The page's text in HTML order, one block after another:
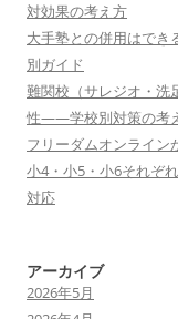
対効果の考え方
大手塾との併用はでき
別ガイド
難関校（サレジオ・洗
性——学校別対策の考
フリーダムオンライン
小4・小5・小6それぞ
対応
アーカイブ
2026年5月